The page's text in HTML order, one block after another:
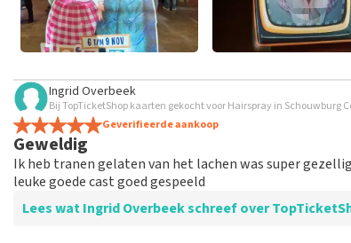
Ingrid Overbeek
Bij TopTicketShop kaarten gekocht voor Hairspray in Schouwburg
Geverifieerde aankoop
Geweldig
Ik heb tranen gelaten van het lachen was super
leuke goede cast goed gespeeld
Lees wat Ingrid Overbeek schreef over